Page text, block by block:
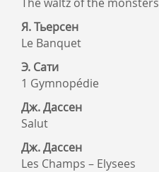
Я. Тьерсен
Le Banquet
Э. Сати
1 Gymnopédie
Дж. Дассен
Salut
Дж. Дассен
Les Champs – Elysees